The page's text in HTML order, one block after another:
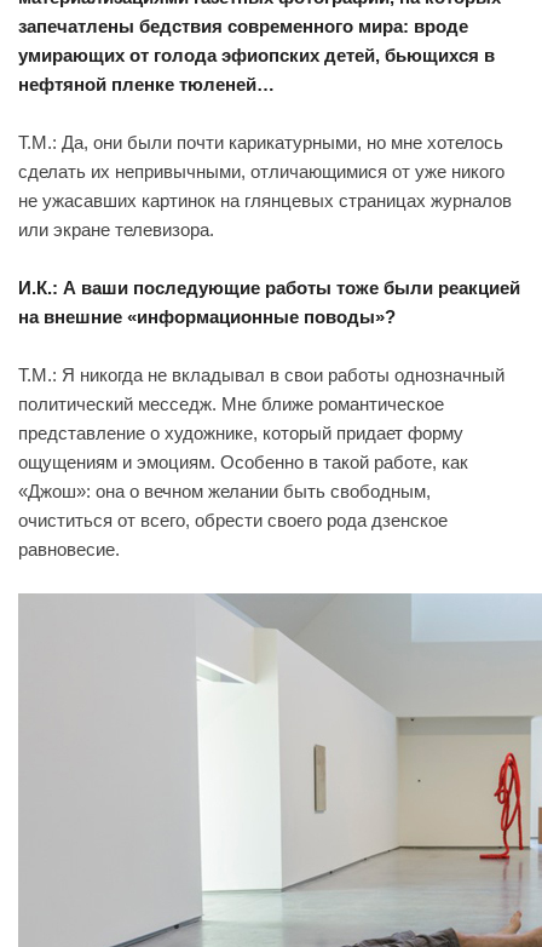
запечатлены бедствия современного мира: вроде
умирающих от голода эфиопских детей, бьющихся в
нефтяной пленке тюленей…
Т.М.: Да, они были почти карикатурными, но мне хотелось
сделать их непривычными, отличающимися от уже никого
не ужасавших картинок на глянцевых страницах журналов
или экране телевизора.
И.К.: А ваши последующие работы тоже были реакцией
на внешние «информационные поводы»?
Т.М.: Я никогда не вкладывал в свои работы однозначный
политический месседж. Мне ближе романтическое
представление о художнике, который придает форму
ощущениям и эмоциям. Особенно в такой работе, как
«Джош»: она о вечном желании быть свободным,
очиститься от всего, обрести своего рода дзенское
равновесие.